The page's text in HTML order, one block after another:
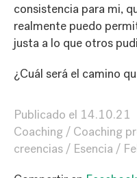
consistencia para mi,
realmente puedo
justa a lo que otros
¿Cuál será el camino
Publicado el 14.10.21
Coaching
Coaching
creencias
Esencia